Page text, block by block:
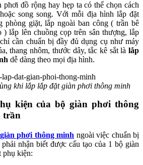
đồ rộng hay hẹp ta có thể chọn cách
song song. Với mỗi địa hình lắp đặt
phòng giặt, lắp ngoài ban công ( trần bê
) lắp lên chuồng cọp trên sân thượng, lắp
cần chuẩn bị đầy đủ dụng cụ như máy
thang nhôm, thước dây, tắc kê sắt là lắp
dễ dàng theo mọi địa hình.
khi lắp lắp đặt giàn phơi thông minh
kiện của bộ giàn phơi thông
trần
giàn phơi thông minh ngoài việc chuẩn bị
nhận biết được cấu tạo của 1 bộ giàn
phụ kiện: